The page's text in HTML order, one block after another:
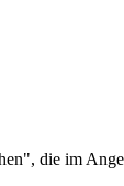
die im